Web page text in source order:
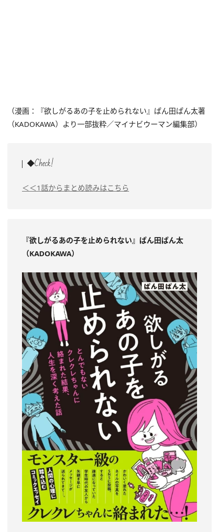
（漫画：『欲しがるあの子を止められない』ぱん田ぱん太著
（KADOKAWA）より一部抜粋／マイナビウーマン編集部）
◆Check!
＜＜1話からまとめ読みはこちら
『欲しがるあの子を止められない』ぱん田ぱん太
（KADOKAWA）